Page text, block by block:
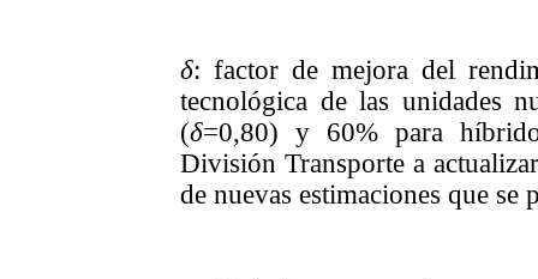
δ: factor de mejora del
tecnológica de las unidades
(δ=0,80) y 60% para
División Transporte a
de nuevas estimaciones que se